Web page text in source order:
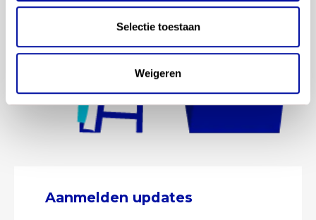
Selectie toestaan
Weigeren
Aanmelden updates